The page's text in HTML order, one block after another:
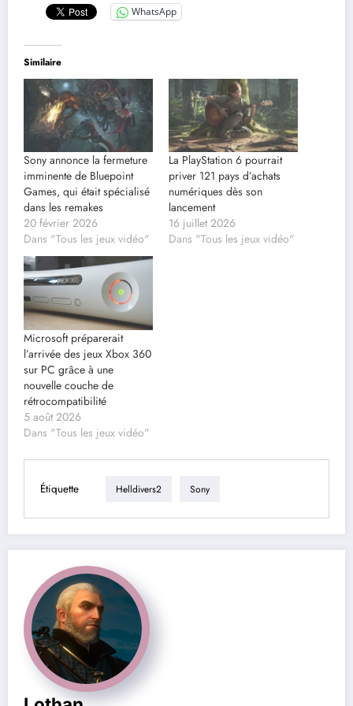
WhatsApp
Similaire
Sony annonce la fermeture
imminente de Bluepoint
Games, qui était spécialisé
dans les remakes
20 février 2026
Dans "Tous les jeux vidéo"
La PlayStation 6 pourrait
priver 121 pays d’achats
numériques dès son
lancement
16 juillet 2026
Dans "Tous les jeux vidéo"
Microsoft préparerait
l’arrivée des jeux Xbox 360
sur PC grâce à une
nouvelle couche de
rétrocompatibilité
5 août 2026
Dans "Tous les jeux vidéo"
Étiquette Helldivers2 Sony